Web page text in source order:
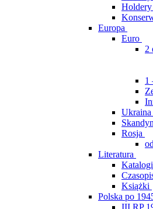
Holdery
Europa
Euro
2
1
Ukraina
Rosja
Literatura
Katalogi
Książki
Polska po
III RP